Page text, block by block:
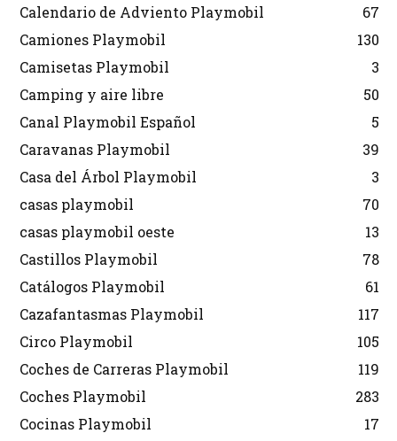
Calendario de Adviento Playmobil
67
Camiones Playmobil
130
Camisetas Playmobil
3
Camping y aire libre
50
Canal Playmobil Español
5
Caravanas Playmobil
39
Casa del Árbol Playmobil
3
casas playmobil
70
casas playmobil oeste
13
Castillos Playmobil
78
Catálogos Playmobil
61
Cazafantasmas Playmobil
117
Circo Playmobil
105
Coches de Carreras Playmobil
119
Coches Playmobil
283
Cocinas Playmobil
17